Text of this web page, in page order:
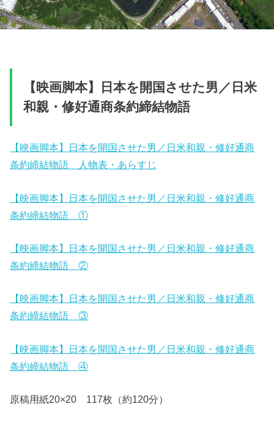
【映画脚本】日本を開国させた男／日米
和親・修好通商条約締結物語
【映画脚本】日本を開国させた男／日米和親・修好通商
条約締結物語 人物表・あらすじ
【映画脚本】日本を開国させた男／日米和親・修好通商
条約締結物語 ①
【映画脚本】日本を開国させた男／日米和親・修好通商
条約締結物語 ②
【映画脚本】日本を開国させた男／日米和親・修好通商
条約締結物語 ③
【映画脚本】日本を開国させた男／日米和親・修好通商
条約締結物語 ④
原稿用紙20×20 117枚（約120分）